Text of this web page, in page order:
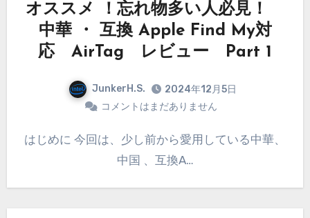
オススメ ！忘れ物多い人必見！
中華 ・ 互換 Apple Find My対
応 AirTag レビュー Part 1
JunkerH.S.
2024年12月5日
コメントはまだありません
はじめに 今回は、少し前から愛用している中華、
中国 、互換A…